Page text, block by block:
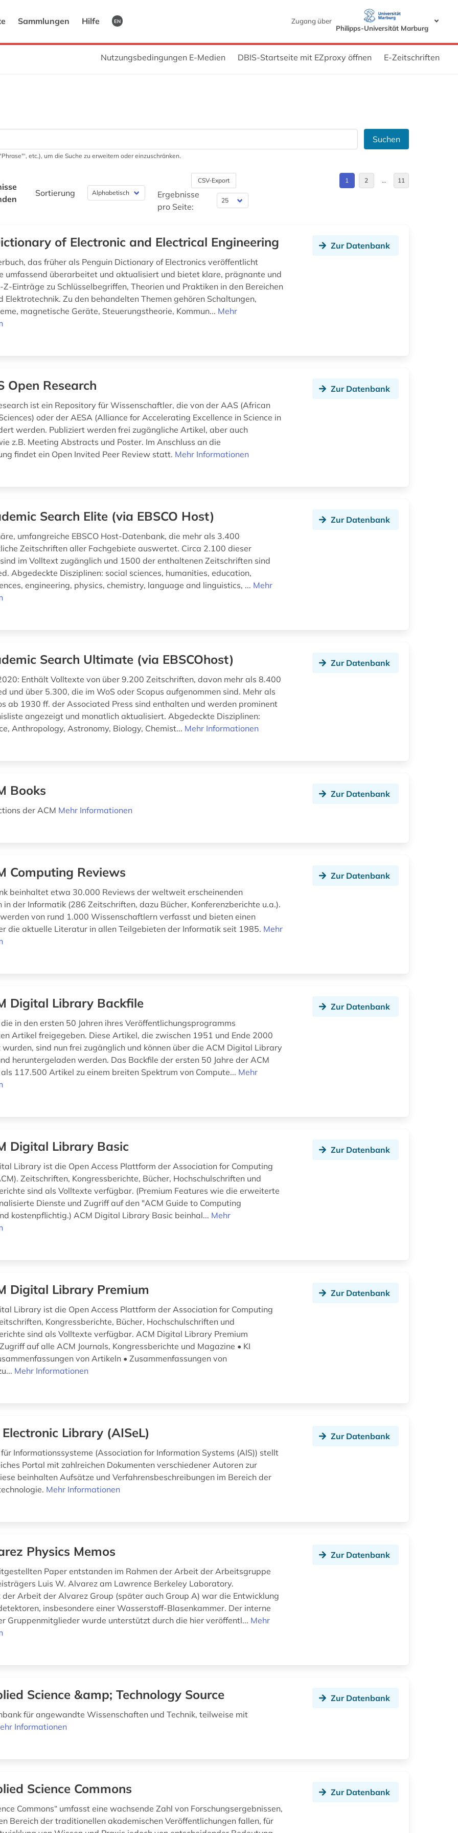
Sammlungen Hilfe EN
Zugang über
Philipps-Universität Marburg
Nutzungsbedingungen E-Medien DBIS-Startseite mit EZproxy öffnen E-Zeitschriften
Suchen
etc.), um die Suche zu erweitern oder einzuschränken.
Sortierung
CSV-Export
Ergebnisse
pro Seite:
1 2 … 11
of Electronic and Electrical Engineering
das früher als Penguin Dictionary of Electronics veröffentlicht
umfassend überarbeitet und aktualisiert und bietet klare, prägnante und
Einträge zu Schlüsselbegriffen, Theorien und Praktiken in den Bereichen
Elektrotechnik. Zu den behandelten Themen gehören Schaltungen,
magnetische Geräte, Steuerungstheorie, Kommun... Mehr
Zur Datenbank
Open Research
ist ein Repository für Wissenschaftler, die von der AAS (African
oder der AESA (Alliance for Accelerating Excellence in Science in
werden. Publiziert werden frei zugängliche Artikel, aber auch
z.B. Meeting Abstracts und Poster. Im Anschluss an die
findet ein Open Invited Peer Review statt. Mehr Informationen
Zur Datenbank
Search Elite (via EBSCO Host)
umfangreiche EBSCO Host-Datenbank, die mehr als 3.400
Zeitschriften aller Fachgebiete auswertet. Circa 2.100 dieser
im Volltext zugänglich und 1500 der enthaltenen Zeitschriften sind
Abgedeckte Disziplinen: social sciences, humanities, education,
engineering, physics, chemistry, language and linguistics, ... Mehr
Zur Datenbank
Search Ultimate (via EBSCOhost)
Enthält Volltexte von über 9.200 Zeitschriften, davon mehr als 8.400
und über 5.300, die im WoS oder Scopus aufgenommen sind. Mehr als
ab 1930 ff. der Associated Press sind enthalten und werden prominent
angezeigt und monatlich aktualisiert. Abgedeckte Disziplinen:
Anthropology, Astronomy, Biology, Chemist... Mehr Informationen
Zur Datenbank
Books
der ACM Mehr Informationen
Zur Datenbank
Computing Reviews
beinhaltet etwa 30.000 Reviews der weltweit erscheinenden
in der Informatik (286 Zeitschriften, dazu Bücher, Konferenzberichte u.a.).
von rund 1.000 Wissenschaftlern verfasst und bieten einen
die aktuelle Literatur in allen Teilgebieten der Informatik seit 1985. Mehr
Zur Datenbank
Digital Library Backfile
in den ersten 50 Jahren ihres Veröffentlichungsprogramms
Artikel freigegeben. Diese Artikel, die zwischen 1951 und Ende 2000
sind nun frei zugänglich und können über die ACM Digital Library
heruntergeladen werden. Das Backfile der ersten 50 Jahre der ACM
117.500 Artikel zu einem breiten Spektrum von Compute... Mehr
Zur Datenbank
Digital Library Basic
Library ist die Open Access Plattform der Association for Computing
Zeitschriften, Kongressberichte, Bücher, Hochschulschriften und
sind als Volltexte verfügbar. (Premium Features wie die erweiterte
Dienste und Zugriff auf den "ACM Guide to Computing
kostenpflichtig.) ACM Digital Library Basic beinhal... Mehr
Zur Datenbank
Digital Library Premium
Library ist die Open Access Plattform der Association for Computing
Kongressberichte, Bücher, Hochschulschriften und
sind als Volltexte verfügbar. ACM Digital Library Premium
auf alle ACM Journals, Kongressberichte und Magazine • KI
von Artikeln • Zusammenfassungen von
Mehr Informationen
Zur Datenbank
Library (AISeL)
Informationssysteme (Association for Information Systems (AIS)) stellt
Portal mit zahlreichen Dokumenten verschiedener Autoren zur
beinhalten Aufsätze und Verfahrensbeschreibungen im Bereich der
Mehr Informationen
Zur Datenbank
Physics Memos
Paper entstanden im Rahmen der Arbeit der Arbeitsgruppe
Luis W. Alvarez am Lawrence Berkeley Laboratory.
der Arbeit der Alvarez Group (später auch Group A) war die Entwicklung
insbesondere einer Wasserstoff-Blasenkammer. Der interne
Gruppenmitglieder wurde unterstützt durch die hier veröffentl... Mehr
Zur Datenbank
Science &amp; Technology Source
für angewandte Wissenschaften und Technik, teilweise mit
Informationen
Zur Datenbank
Science Commons
Commons“ umfasst eine wachsende Zahl von Forschungsergebnissen,
Bereich der traditionellen akademischen Veröffentlichungen fallen, für
Zur Datenbank